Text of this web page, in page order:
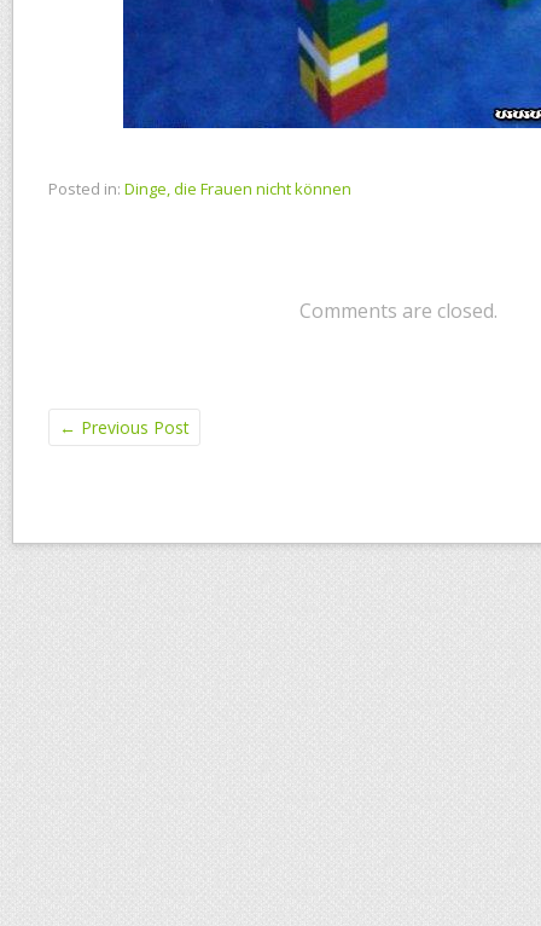
Posted in: Dinge, die Frauen nicht können
Comments are closed.
← Previous Post